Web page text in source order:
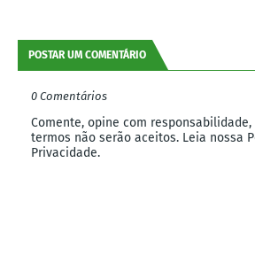
POSTAR UM COMENTÁRIO
0 Comentários
Comente, opine com
termos não serão aceitos. Leia nossa
Privacidade.